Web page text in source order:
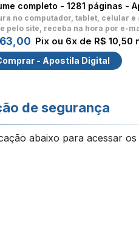
completo - 1281 páginas -
no computador, tablet, celular e
pelo site, receba na hora por e-
63,00 Pix ou 6x de R$ 10,50
- Apostila Digital
de segurança
abaixo para acessar